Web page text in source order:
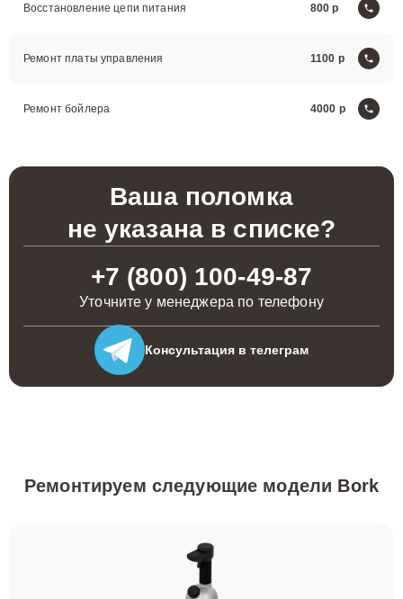
Восстановление цепи питания 800
Ремонт платы управления 1100
Ремонт бойлера 4000
Ваша поломка
не указана в списке?
+7 (800) 100-49-87
Уточните у менеджера по телефону
Консультация в телеграм
Ремонтируем следующие модели Bork